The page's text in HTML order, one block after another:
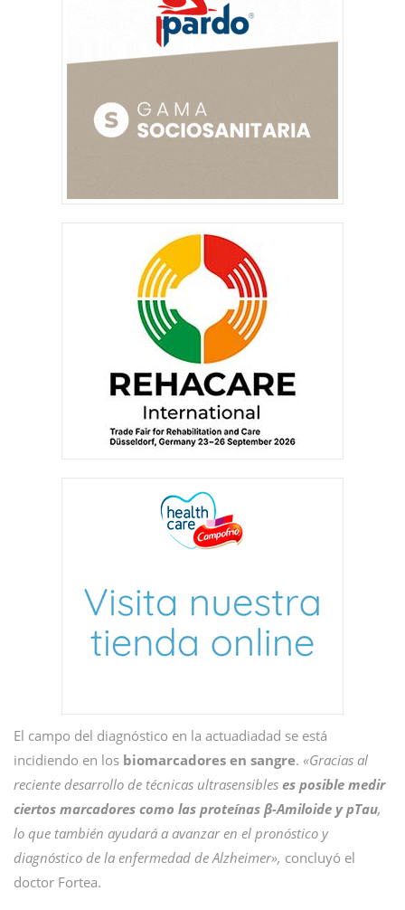
El campo del diagnóstico en la actuadiadad se está
incidiendo en los biomarcadores en sangre. «Gracias al
reciente desarrollo de técnicas ultrasensibles es posible medir
ciertos marcadores como las proteínas β-Amiloide y pTau,
lo que también ayudará a avanzar en el pronóstico y
diagnóstico de la enfermedad de Alzheimer», concluyó el
doctor Fortea.